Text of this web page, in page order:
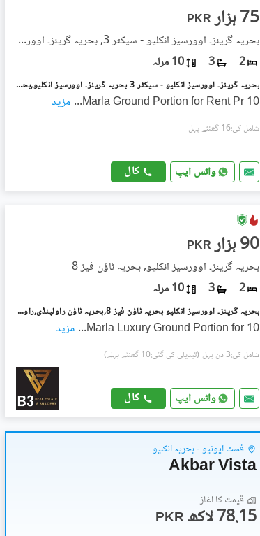
PKR 75 ہزار
بحریہ گرینز۔ اوورسیز انکلیو - سیکٹر 3, بحریہ گرینز۔ اوورسیز انکلیو
2
3 10 مرلہ
بحریہ گرینز۔ اوورسیز انکلیو - سیکٹر 3 بحریہ گرینز۔ اوورسیز انکلیو,بحریہ ٹاؤن فیز 8,بحریہ ٹاؤن راولپنڈی,راولپنڈی میں 2 کمروں کا 10 مرلہ زیریں پورشن 75.0 ہزار میں کرایہ پر دستیاب ہے۔
10 Marla Ground Portion for Rent Pr
... مزید
شامل کی:16 گھنٹے پہل
واٹس ایپ کال
PKR 90 ہزار
بحریہ گرینز۔ اوورسیز انکلیو, بحریہ ٹاؤن فیز 8
2
3 10 مرلہ
بحریہ گرینز۔ اوورسیز انکلیو بحریہ ٹاؤن فیز 8,بحریہ ٹاؤن راولپنڈی,راولپنڈی میں 2 کمروں کا 10 مرلہ زیریں پورشن 90.0 ہزار میں کرایہ پر دستیاب ہے۔
10 Marla Luxury Ground Portion for
... مزید
شامل کی:3 دن پہل (تبدیلی کی گئی:10 گھنٹے پہلے)
واٹس ایپ کال
فسٹ ایونیو - بحریہ انکلیو
Akbar Vista
قیمت کا آغاز
PKR 78.15 لاکھ